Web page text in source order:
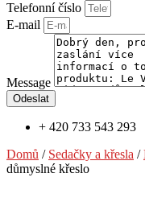
Telefonní číslo
E-mail
Message
Odeslat
+ 420 733 543 293
Domů / Sedačky a křesla /
důmyslné křeslo